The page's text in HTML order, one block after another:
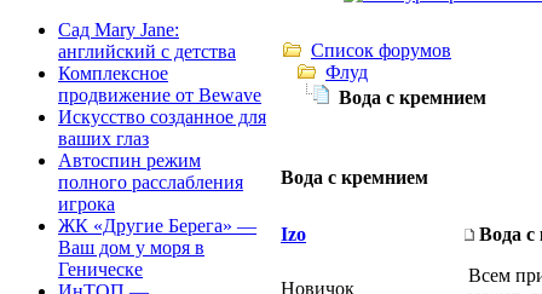
Сад Mary Jane:
английский с детства
Комплексное
продвижение от Bewave
Искусство созданное для
ваших глаз
Автоспин режим
полного расслабления
игрока
ЖК «Другие Берега» —
Ваш дом у моря в
Геническе
Список форумов
Флуд
Вода с кремнием
Вода с кремнием
Izo Вода с
Новичок
Всем